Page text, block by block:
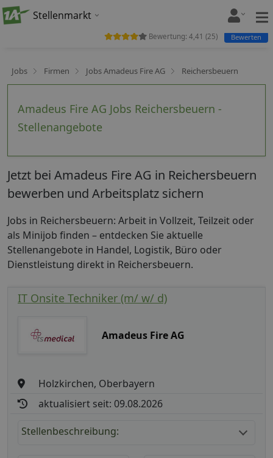
Stellenmarkt
Jobs Firmen Jobs Amadeus Fire AG Reichersbeuern
Amadeus Fire AG Jobs Reichersbeuern -
Stellenangebote
Bewertung: 4,41 (25) Bewerten
Jetzt bei Amadeus Fire AG in Reichersbeuern
bewerben und Arbeitsplatz sichern
Jobs in Reichersbeuern: Arbeit in Vollzeit, Teilzeit oder
als Minijob finden – entdecken Sie aktuelle
Stellenangebote in Handel, Logistik, Büro oder
Dienstleistung direkt in Reichersbeuern.
IT Onsite Techniker (m/ w/ d)
Amadeus Fire AG
Holzkirchen, Oberbayern
aktualisiert seit: 09.08.2026
Stellenbeschreibung: